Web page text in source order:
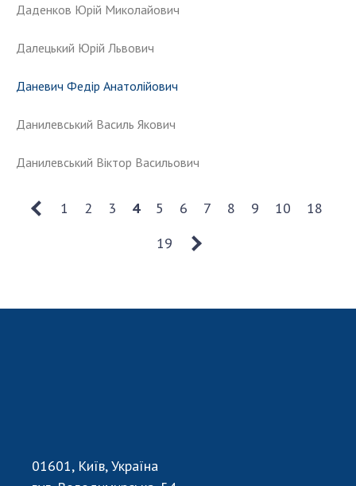
Даденков Юрій Миколайович
Далецький Юрій Львович
Даневич Федір Анатолійович
Данилевський Василь Якович
Данилевський Віктор Васильович
1 2 3 4 5 6 7 8 9 10
18
19
01601, Київ, Україна